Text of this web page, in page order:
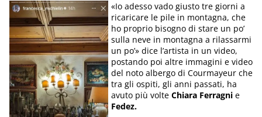
«Io adesso vado giusto tre giorni a
ricaricare le pile in montagna, che
ho proprio bisogno di stare un po’
sulla neve in montagna a rilassarmi
un po’» dice l’artista in un video,
postando poi altre immagini e video
del noto albergo di Courmayeur che
tra gli ospiti, gli anni passati, ha
avuto più volte Chiara Ferragni e
Fedez.